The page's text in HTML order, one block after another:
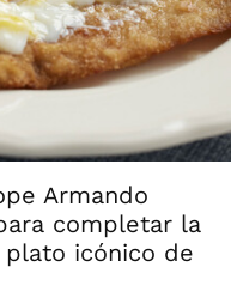
Armando
completar la
icónico de